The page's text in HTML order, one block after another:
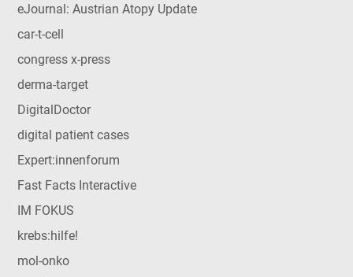
eJournal: Austrian Atopy Update
car-t-cell
congress x-press
derma-target
DigitalDoctor
digital patient cases
Expert:innenforum
Fast Facts Interactive
IM FOKUS
krebs:hilfe!
mol-onko